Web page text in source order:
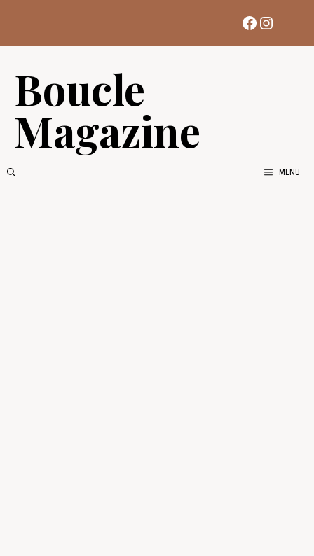
contenu
Facebook
Boucle
Magazine
MENU